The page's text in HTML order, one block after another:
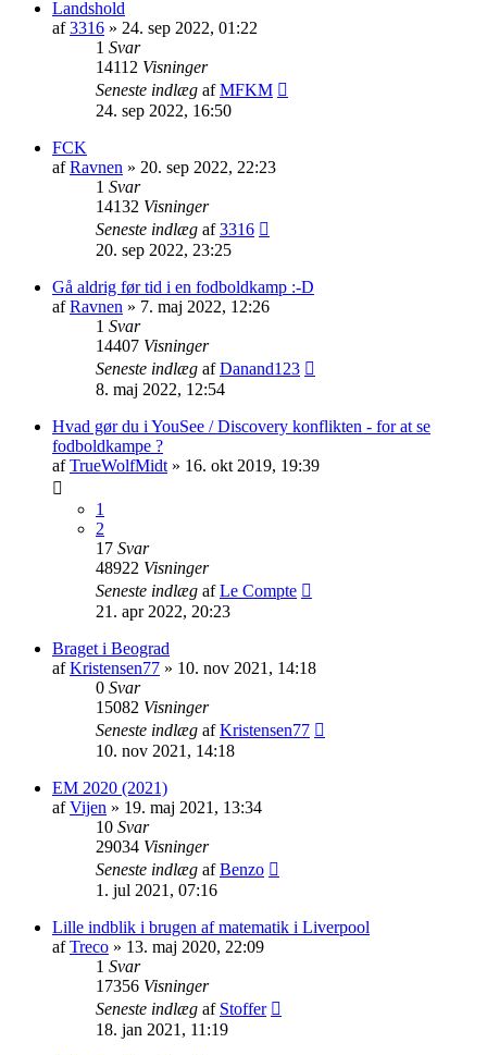
Landshold
af3316 » 24. sep 2022, 01:22
1 Svar
14112 Visninger
Seneste indlæg afMFKM
24. sep 2022, 16:50
FCK
afRavnen » 20. sep 2022, 22:23
1 Svar
14132 Visninger
Seneste indlæg af3316
20. sep 2022, 23:25
Gå aldrig før tid i en fodboldkamp :-D
afRavnen » 7. maj 2022, 12:26
1 Svar
14407 Visninger
Seneste indlæg afDanand123
8. maj 2022, 12:54
Hvad gør du i YouSee / Discovery konflikten - for at se
fodboldkampe ?
afTrueWolfMidt » 16. okt 2019, 19:39
1
2
17 Svar
48922 Visninger
Seneste indlæg afLe Compte
21. apr 2022, 20:23
Braget i Beograd
afKristensen77 » 10. nov 2021, 14:18
0 Svar
15082 Visninger
Seneste indlæg afKristensen77
10. nov 2021, 14:18
EM 2020 (2021)
afVijen » 19. maj 2021, 13:34
10 Svar
29034 Visninger
Seneste indlæg afBenzo
1. jul 2021, 07:16
Lille indblik i brugen af matematik i Liverpool
afTreco » 13. maj 2020, 22:09
1 Svar
17356 Visninger
Seneste indlæg af Stoffer
18. jan 2021, 11:19